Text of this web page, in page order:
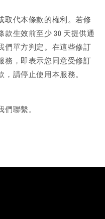
取代本條款的權利。若修
生效前至少 30 天提供通
們單方判定。在這些修訂
務，即表示您同意受修訂
請停止使用本服務。
聯繫。